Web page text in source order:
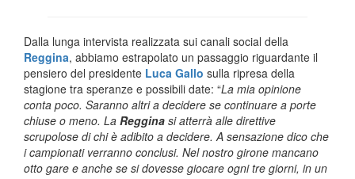
Dalla lunga intervista realizzata sui canali social della
Reggina, abbiamo estrapolato un passaggio riguardante il
pensiero del presidente Luca Gallo sulla ripresa della
stagione tra speranze e possibili date: “La mia opinione
conta poco. Saranno altri a decidere se continuare a porte
chiuse o meno. La Reggina si atterrà alle direttive
scrupolose di chi è adibito a decidere. A sensazione dico che
i campionati verranno conclusi. Nel nostro girone mancano
otto gare e anche se si dovesse giocare ogni tre giorni, in un